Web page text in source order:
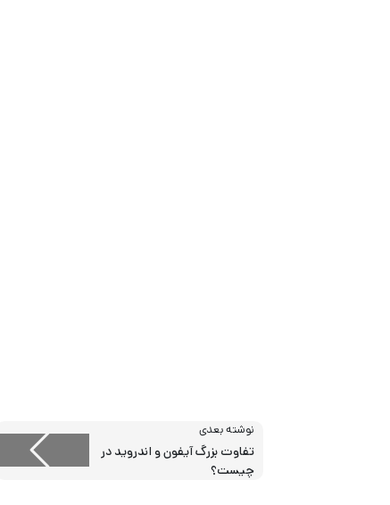
نوشته بعدی
تفاوت بزرگ آیفون و اندروید در
چیست؟